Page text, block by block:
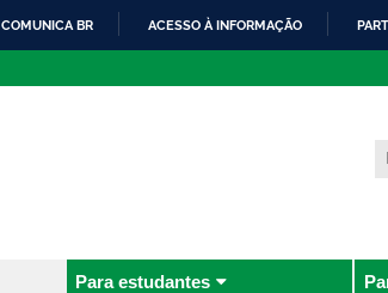
COMUNICA BR ACESSO À INFORMAÇÃO
Para estudantes